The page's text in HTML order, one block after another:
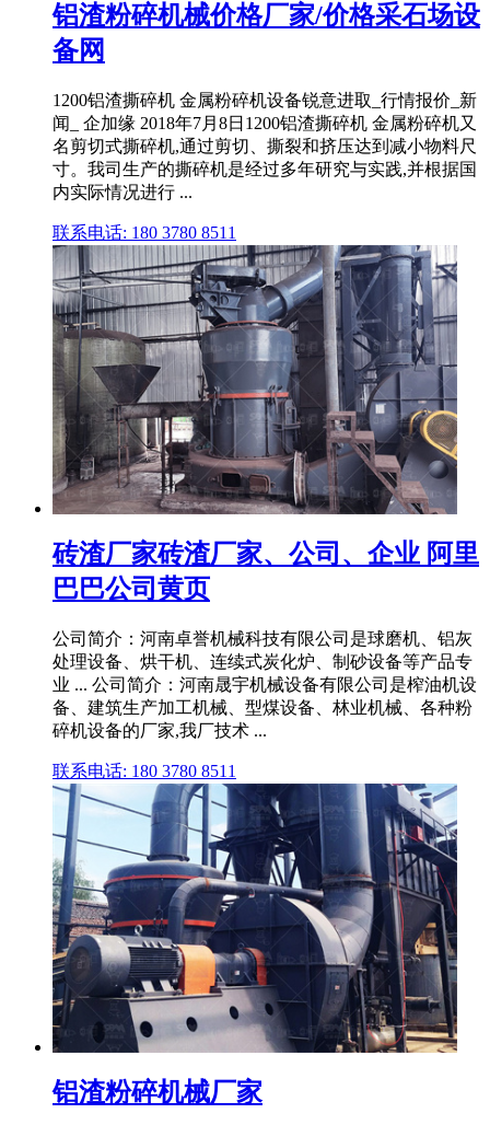
铝渣粉碎机械价格厂家/价格采石场设
备网
1200铝渣撕碎机 金属粉碎机设备锐意进取_行情报价_新
闻_ 企加缘 2018年7月8日1200铝渣撕碎机 金属粉碎机又
名剪切式撕碎机,通过剪切、撕裂和挤压达到减小物料尺
寸。我司生产的撕碎机是经过多年研究与实践,并根据国
内实际情况进行 ...
联系电话: 180 3780 8511
砖渣厂家砖渣厂家、公司、企业 阿里
巴巴公司黄页
公司简介：河南卓誉机械科技有限公司是球磨机、铝灰
处理设备、烘干机、连续式炭化炉、制砂设备等产品专
业 ... 公司简介：河南晟宇机械设备有限公司是榨油机设
备、建筑生产加工机械、型煤设备、林业机械、各种粉
碎机设备的厂家,我厂技术 ...
联系电话: 180 3780 8511
铝渣粉碎机械厂家